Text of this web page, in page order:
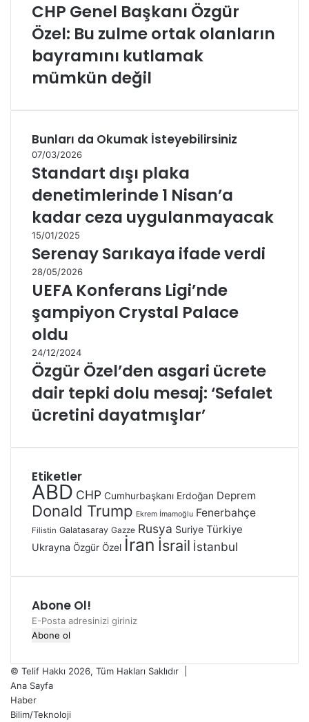
CHP Genel Başkanı Özgür
Özel: Bu zulme ortak olanların
bayramını kutlamak
mümkün değil
Bunları da Okumak İsteyebilirsiniz
07/03/2026
Standart dışı plaka
denetimlerinde 1 Nisan’a
kadar ceza uygulanmayacak
15/01/2025
Serenay Sarıkaya ifade verdi
28/05/2026
UEFA Konferans Ligi’nde
şampiyon Crystal Palace
oldu
24/12/2024
Özgür Özel’den asgari ücrete
dair tepki dolu mesaj: ‘Sefalet
ücretini dayatmışlar’
Etiketler
ABD CHP Cumhurbaşkanı Erdoğan Deprem
Donald Trump Ekrem İmamoğlu Fenerbahçe
Filistin Galatasaray Gazze Rusya Suriye Türkiye
Ukrayna Özgür Özel İran İsrail İstanbul
Abone Ol!
© Telif Hakkı 2026, Tüm Hakları Saklıdır |
Ana Sayfa
Haber
Bilim/Teknoloji